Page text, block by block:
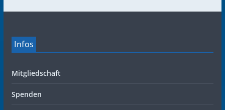
Infos
Mitgliedschaft
Spenden